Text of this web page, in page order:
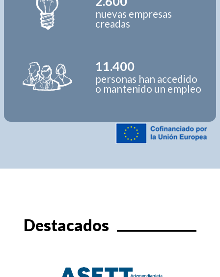
nuevas empresas
creadas
11.400
personas han accedido
o mantenido un empleo
Destacados